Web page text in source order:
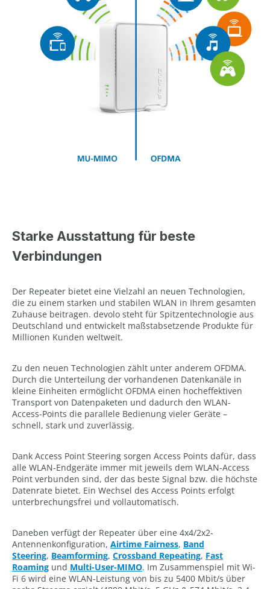
Starke Ausstattung für beste
Verbindungen
Der Repeater bietet eine Vielzahl an neuen Technologien,
die zu einem starken und stabilen WLAN in Ihrem gesamten
Zuhause beitragen. devolo steht für Spitzentechnologie aus
Deutschland und entwickelt maßstabsetzende Produkte für
Millionen Kunden weltweit.
Zu den neuen Technologien zählt unter anderem OFDMA.
Durch die Unterteilung der vorhandenen Datenkanäle in
kleine Einheiten ermöglicht OFDMA einen hocheffektiven
Transport von Datenpaketen und dadurch den WLAN-
Access-Points die parallele Bedienung vieler Geräte –
schnell, stark und zuverlässig.
Dank Access Point Steering sorgen Access Points dafür, dass
alle WLAN-Endgeräte immer mit jeweils dem WLAN-Access
Point verbunden sind, der das beste Signal bzw. die höchste
Datenrate bietet. Ein Wechsel des Access Points erfolgt
unterbrechungsfrei und vollautomatisch.
Daneben verfügt der Repeater über eine 4x4/2x2-
Antennenkonfiguration, Airtime Fairness, Band
Steering, Beamforming, Crossband Repeating, Fast
Roaming und Multi-User-MIMO. Im Zusammenspiel mit Wi-
Fi 6 wird eine WLAN-Leistung von bis zu 5400 Mbit/s über